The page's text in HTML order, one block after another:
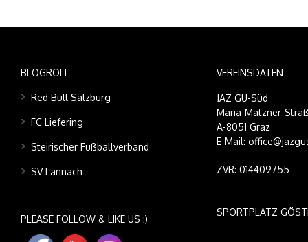
BLOGROLL
Red Bull Salzburg
FC Liefering
Steirischer Fußballverband
SV Lannach
PLEASE FOLLOW & LIKE US :)
VEREINSDATEN
JAZ GU-Süd
Maria-Matzner-
A-8051 Graz
E-Mail:
ZVR: 014409755
SPORTPLATZ